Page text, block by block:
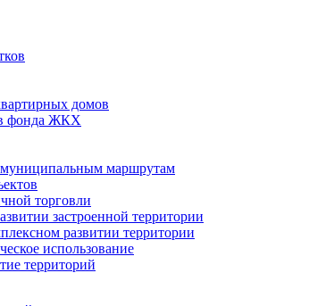
домов
фонда ЖКХ
муниципальным маршрутам
торговли
застроенной территории
развитии территории
использование
территорий